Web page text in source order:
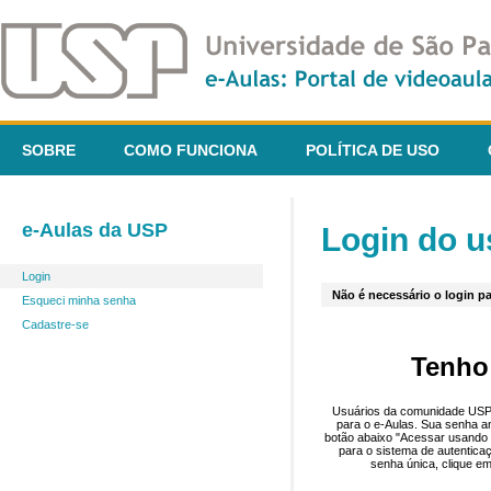
SOBRE COMO FUNCIONA POLÍTICA DE USO
e-Aulas da USP
Login
Esqueci minha senha
Cadastre-se
Login do
Não é necessário o login
Usuários da comunidade
para o e-Aulas. Sua senha
botão abaixo "Acessar
para o sistema de
senha única, clique